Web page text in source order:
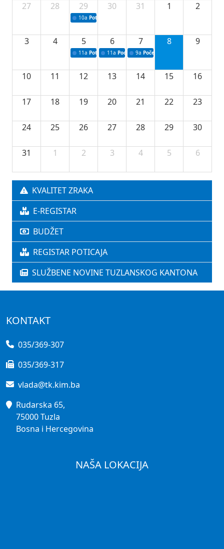
27
28 29
10a Potpisivanje ugovora sa neprofitnim
30 31 1 2
3 4 5
11a Potpisivanje ugovora o stipendijama za
6
11a Podrška razvoju vodne infrastrukture u
7
9a Početak izgradnje nove
8 9
10 11 12 13 14 15 16
17 18 19 20 21 22 23
24 25 26 27 28 29 30
31 1 2 3 4 5 6
KVALITET ZRAKA
E-REGISTAR
BUDŽET
REGISTAR POTICAJA
SLUŽBENE NOVINE TUZLANSKOG KANTONA
KONTAKT
035/369-307
035/369-317
vlada@tk.kim.ba
Rudarska 65,
75000 Tuzla
Bosna i Hercegovina
NAŠA LOKACIJA